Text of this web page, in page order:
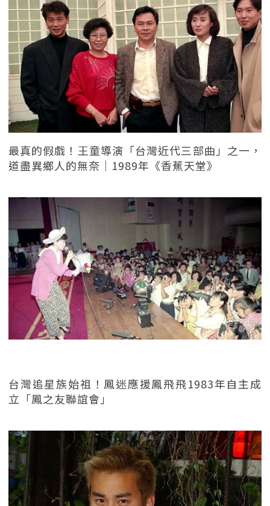
最真的假戲！王童導演「台灣近代三部曲」之一，
道盡異鄉人的無奈｜1989年《香蕉天堂》
台灣追星族始祖！鳳迷應援鳳飛飛1983年自主成
立「鳳之友聯誼會」